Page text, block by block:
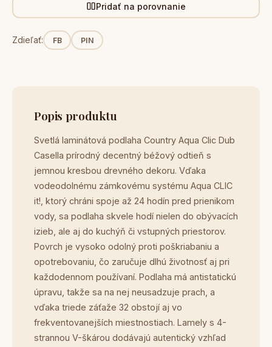
Pridať na porovnanie
Zdieľať: FB PIN
Popis produktu
Svetlá laminátová podlaha Country Aqua Clic Dub
Casella prírodný decentný béžový odtieň s
jemnou kresbou drevného dekoru. Vďaka
vodeodolnému zámkovému systému Aqua CLIC
it!, ktorý chráni spoje až 24 hodín pred prienikom
vody, sa podlaha skvele hodí nielen do obývacích
izieb, ale aj do kuchýň či vstupných priestorov.
Povrch je vysoko odolný proti poškriabaniu a
opotrebovaniu, čo zaručuje dlhú životnosť aj pri
každodennom používaní. Podlaha má antistatickú
úpravu, takže sa na nej neusadzuje prach, a
vďaka triede záťaže 32 obstojí aj vo
frekventovanejších miestnostiach. Lamely s 4-
strannou V-škárou dodávajú autentický vzhľad